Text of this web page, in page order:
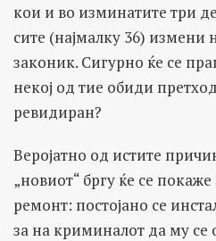
кои и во изминатите три
сите (најмалку 36) измени
законик. Сигурно ќе се
некој од тие обиди
ревидиран?
Веројатно од истите
„новиот“ бргу ќе се
ремонт: постојано се
за на криминалот да му се